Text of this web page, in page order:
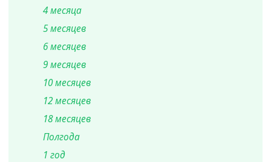
4 месяца
5 месяцев
6 месяцев
9 месяцев
10 месяцев
12 месяцев
18 месяцев
Полгода
1 год